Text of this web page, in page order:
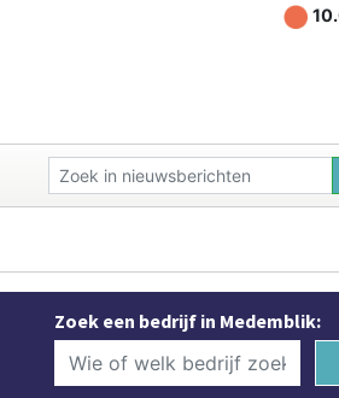
Zoek een bedrijf in Medemblik: